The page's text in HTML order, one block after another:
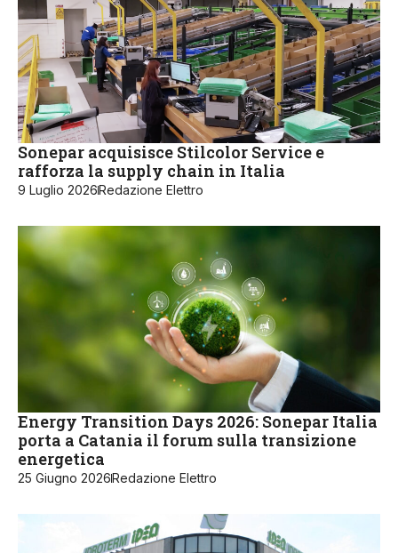
Sonepar acquisisce Stilcolor Service e
rafforza la supply chain in Italia
9 Luglio 2026Redazione Elettro
Energy Transition Days 2026: Sonepar Italia
porta a Catania il forum sulla transizione
energetica
25 Giugno 2026Redazione Elettro